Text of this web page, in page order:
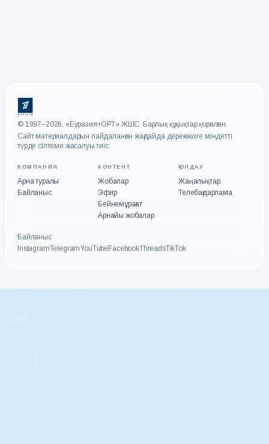
© 1997–2026, «Еуразия+ОРТ» ЖШС. Барлық құқықтар қорғалған.
Сайт материалдарын пайдаланған жағдайда дереккөзге міндетті
түрде сілтеме жасалуы тиіс.
КОМПАНИЯ
Арна туралы
Байланыс
КОНТЕНТ
Жобалар
Эфир
Бейнемұрағат
Арнайы жобалар
ҚОЛДАУ
Жаңалықтар
Телебағдарлама
Байланыс
InstagramTelegramYouTubeFacebookThreadsTikTok